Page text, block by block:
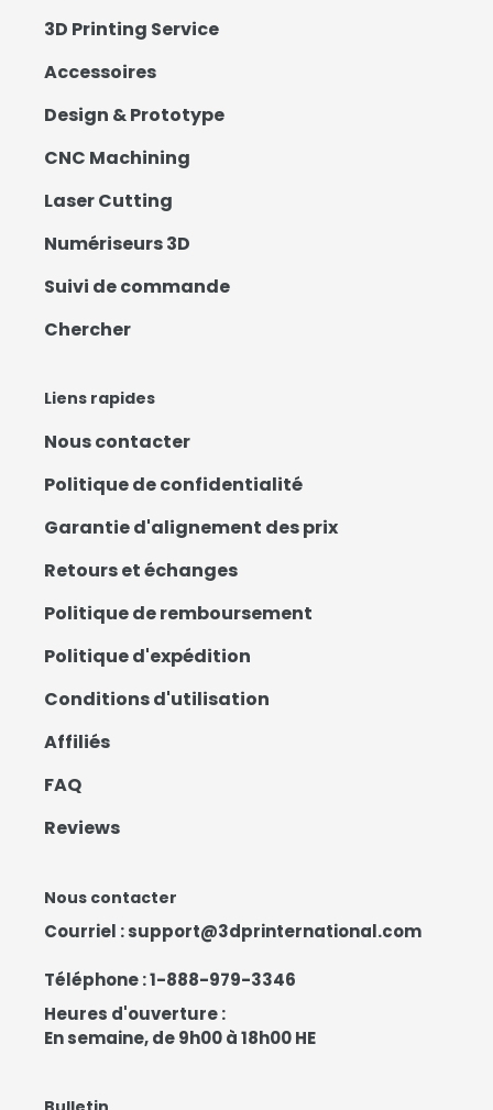
3D Printing Service
Accessoires
Design & Prototype
CNC Machining
Laser Cutting
Numériseurs 3D
Suivi de commande
Chercher
Liens rapides
Nous contacter
Politique de confidentialité
Garantie d'alignement des prix
Retours et échanges
Politique de remboursement
Politique d'expédition
Conditions d'utilisation
Affiliés
FAQ
Reviews
Nous contacter
Courriel :support@3dprinternational.com
Téléphone :1-888-979-3346
Heures d'ouverture :
En semaine, de 9h00 à 18h00 HE